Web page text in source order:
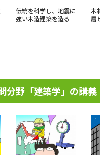
伝統を科学し、地震に
強い木造建築を造る
木
層
分野「建築学」の講義